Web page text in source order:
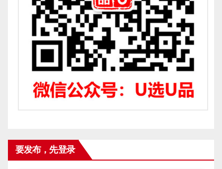
要发布，先登录